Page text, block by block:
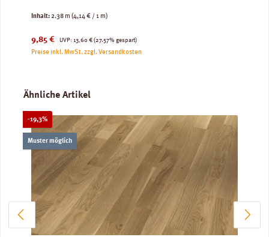
Inhalt:2.38 m (4,14 € / 1 m)
Verkaufspreis:
9,85 € UVP:
Regulärer Preis:
13,60 € (27.57% gespart)
Preise inkl. MwSt. zzgl. Versandkosten
Produktgalerie überspringen
Ähnliche Artikel
-19,3%Rabatt
Muster möglich